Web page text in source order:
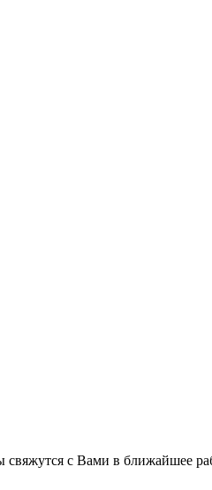
с Вами в ближайшее